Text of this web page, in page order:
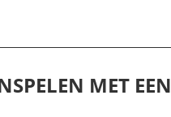
MET EEN